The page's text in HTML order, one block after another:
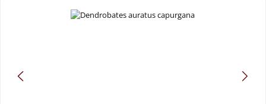
Bildergalerie überspringen